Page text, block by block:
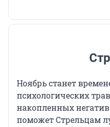
Ноябрь станет
психологических
накопленных
поможет Стрельцам